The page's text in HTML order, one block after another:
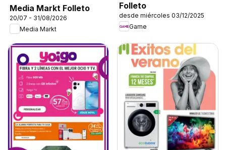
Media Markt Folleto
20/07 - 31/08/2026
Media Markt
Folleto
desde miércoles 03/12/2025
Game